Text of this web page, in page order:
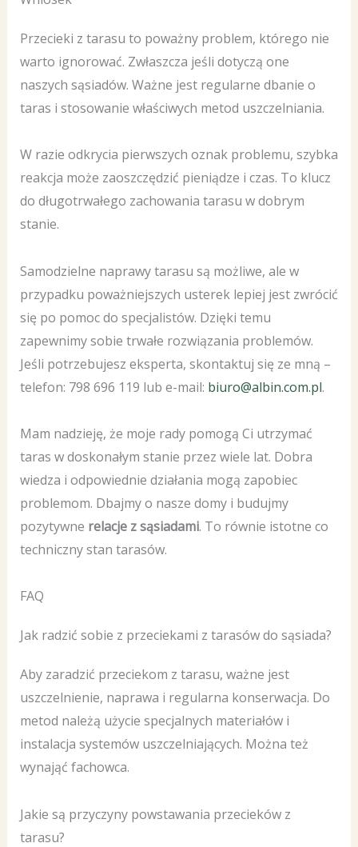
Przecieki z tarasu to poważny problem, którego nie
warto ignorować. Zwłaszcza jeśli dotyczą one
naszych sąsiadów. Ważne jest regularne dbanie o
taras i stosowanie właściwych metod uszczelniania.
W razie odkrycia pierwszych oznak problemu, szybka
reakcja może zaoszczędzić pieniądze i czas. To klucz
do długotrwałego zachowania tarasu w dobrym
stanie.
Samodzielne naprawy tarasu są możliwe, ale w
przypadku poważniejszych usterek lepiej jest zwrócić
się po pomoc do specjalistów. Dzięki temu
zapewnimy sobie trwałe rozwiązania problemów.
Jeśli potrzebujesz eksperta, skontaktuj się ze mną –
telefon: 798 696 119 lub e-mail: biuro@albin.com.pl.
Mam nadzieję, że moje rady pomogą Ci utrzymać
taras w doskonałym stanie przez wiele lat. Dobra
wiedza i odpowiednie działania mogą zapobiec
problemom. Dbajmy o nasze domy i budujmy
pozytywne relacje z sąsiadami. To równie istotne co
techniczny stan tarasów.
FAQ
Jak radzić sobie z przeciekami z tarasów do sąsiada?
Aby zaradzić przeciekom z tarasu, ważne jest
uszczelnienie, naprawa i regularna konserwacja. Do
metod należą użycie specjalnych materiałów i
instalacja systemów uszczelniających. Można też
wynająć fachowca.
Jakie są przyczyny powstawania przecieków z
tarasu?